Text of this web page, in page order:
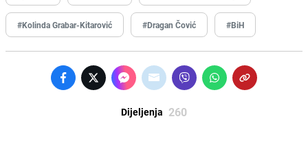
#Kolinda Grabar-Kitarović #Dragan Čović #BiH
Dijeljenja 260